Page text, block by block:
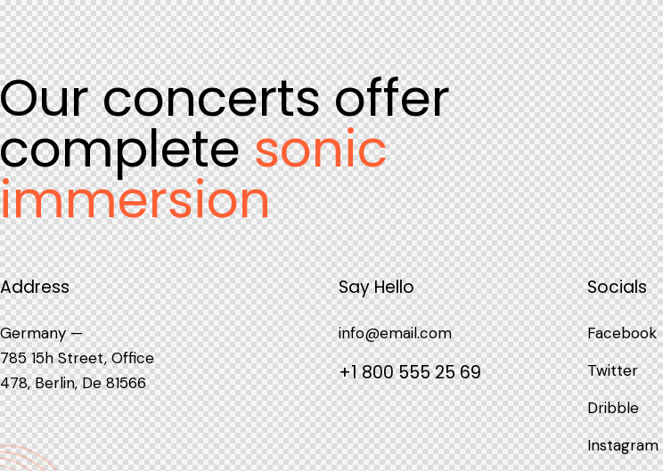
Our concerts offer
completesonic
immersion
Address
Germany —
785 15h Street, Office
478, Berlin, De 81566
Say Hello
info@email.com
+1 800 555 25 69
Socials
Facebook
Twitter
Dribble
Instagram